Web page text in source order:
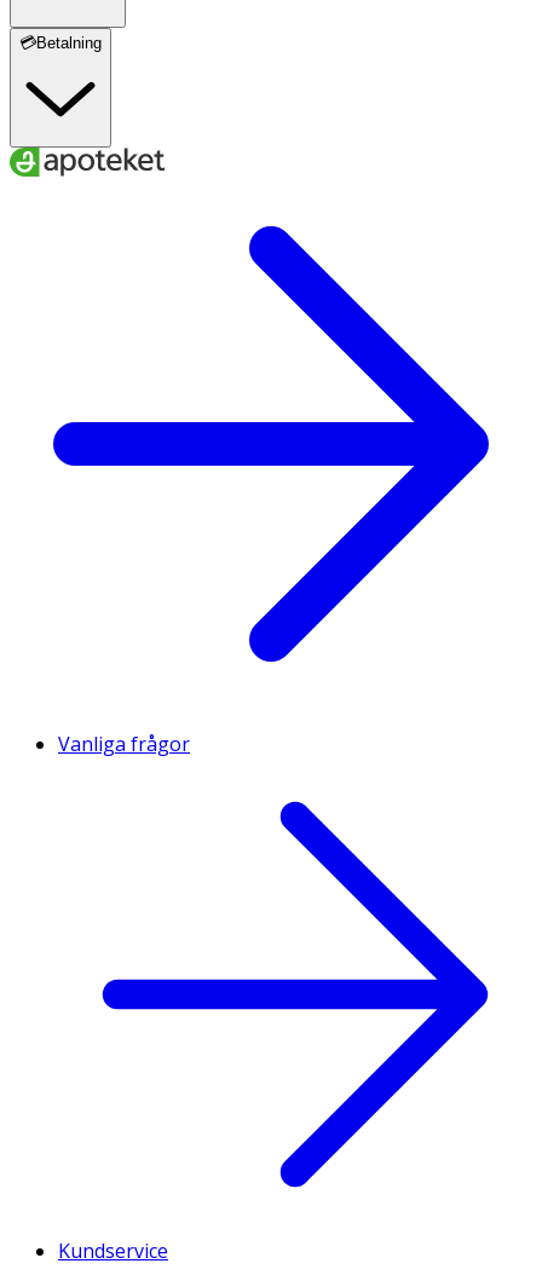
💳Betalning
Vanliga frågor
Kundservice